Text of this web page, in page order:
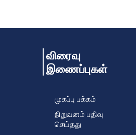
விரைவு
இணைப்புகள்
முகப்பு பக்கம்
நிறுவனம் பதிவு
செய்தது